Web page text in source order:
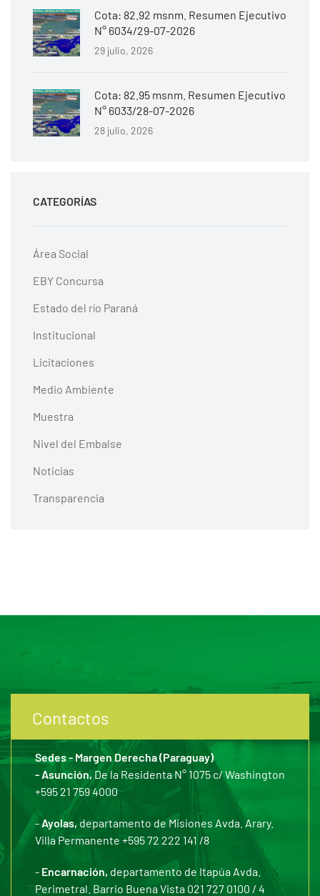
Cota: 82.92 msnm. Resumen Ejecutivo
N° 6034/29-07-2026
29 julio, 2026
Cota: 82.95 msnm. Resumen Ejecutivo
N° 6033/28-07-2026
28 julio, 2026
CATEGORÍAS
Área Social
EBY Concursa
Estado del río Paraná
Institucional
Licitaciones
Medio Ambiente
Muestra
Nivel del Embalse
Noticias
Transparencia
Contactos
Sedes - Margen Derecha (Paraguay)
- Asunción,De la Residenta N° 1075 c/ Washington
+595 21 759 4000
-Ayolas, departamento de Misiones Avda. Arary.
Villa Permanente +595 72 222 141 /8
- Encarnación, departamento de Itapúa Avda.
Perimetral. Barrio Buena Vista 021 727 0100 / 4